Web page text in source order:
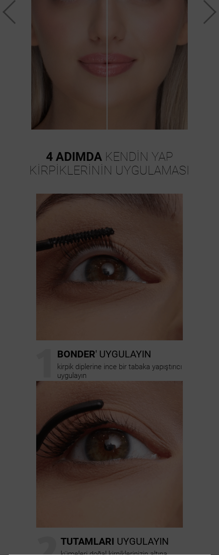
4 ADIMDA KENDİN YAP
KİRPİKLERİNİN UYGULAMASI
BONDER' UYGULAYIN
kirpik diplerine ince bir tabaka yapıştırıcı
uygulayın
TUTAMLARI UYGULAYIN